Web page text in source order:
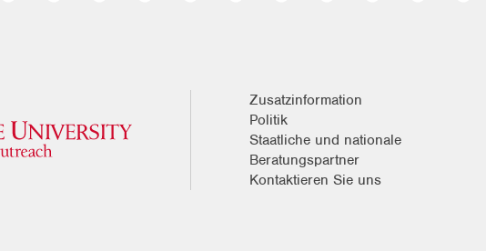
Zusatzinformation
Politik
Staatliche und nationale
Beratungspartner
Kontaktieren Sie uns